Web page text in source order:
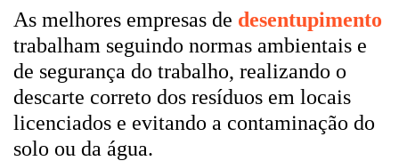
As melhores empresas de desentupimento
trabalham seguindo normas ambientais e
de segurança do trabalho, realizando o
descarte correto dos resíduos em locais
licenciados e evitando a contaminação do
solo ou da água.